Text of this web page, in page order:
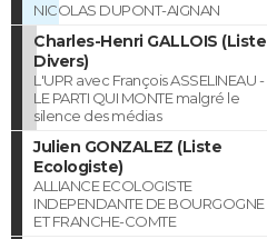
NICOLAS DUPONT-AIGNAN
Charles-Henri GALLOIS (Liste
Divers)
L'UPR avec François ASSELINEAU -
LE PARTI QUI MONTE malgré le
silence des médias
Julien GONZALEZ (Liste
Ecologiste)
ALLIANCE ECOLOGISTE
INDEPENDANTE DE BOURGOGNE
ET FRANCHE-COMTE